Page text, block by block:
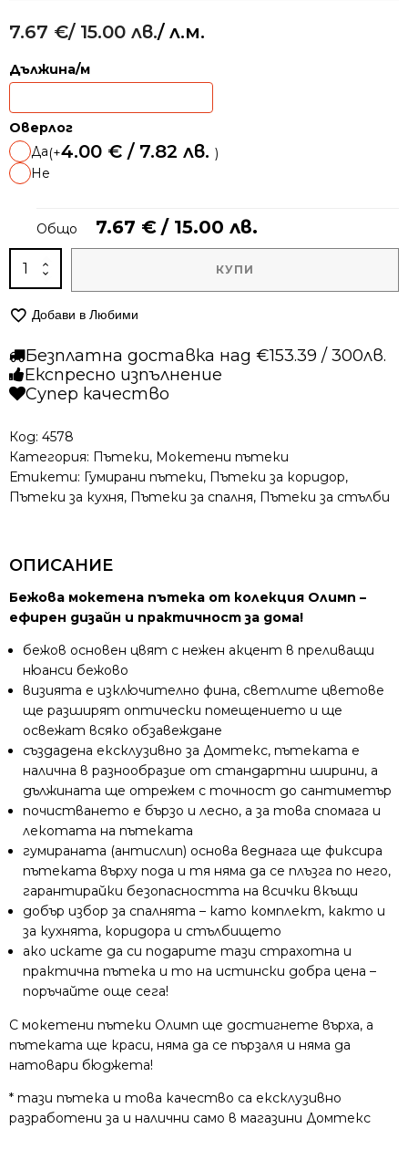
7.67 €/ 15.00 лв./ л.м.
Дължина/м
Оверлог
Да(+4.00 € / 7.82 лв. )
Не
Общо 7.67 € / 15.00 лв.
количество
за
пътека
Олимп
2434
Бежов
КУПИ
Добави в Любими
Безплатна доставка над €153.39 / 300лв.
Експресно изпълнение
Супер качество
Код: 4578
Категория: Пътеки, Мокетени пътеки
Етикети: Гумирани пътеки, Пътеки за коридор,
Пътеки за кухня, Пътеки за спалня, Пътеки за стълби
ОПИСАНИЕ
Бежова мокетена пътека от колекция Олимп –
ефирен дизайн и практичност за дома!
бежов основен цвят с нежен акцент в преливащи
нюанси бежово
визията е изключително фина, светлите цветове
ще разширят оптически помещението и ще
освежат всяко обзавеждане
създадена ексклузивно за Домтекс, пътеката е
налична в разнообразие от стандартни ширини, а
дължината ще отрежем с точност до сантиметър
почистването е бързо и лесно, а за това спомага и
лекотата на пътеката
гумираната (антислип) основа веднага ще фиксира
пътеката върху пода и тя няма да се плъзга по него,
гарантирайки безопасността на всички вкъщи
добър избор за спалнята – като комплект, както и
за кухнята, коридора и стълбището
ако искате да си подарите тази страхотна и
практична пътека и то на истински добра цена –
поръчайте още сега!
С мокетени пътеки Олимп ще достигнете върха, а
пътеката ще краси, няма да се пързаля и няма да
натовари бюджета!
* тази пътека и това качество са ексклузивно
разработени за и налични само в магазини Домтекс